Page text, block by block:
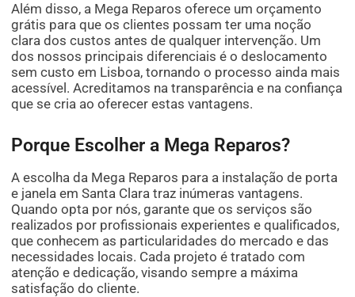
Além disso, a Mega Reparos oferece um orçamento
grátis para que os clientes possam ter uma noção
clara dos custos antes de qualquer intervenção. Um
dos nossos principais diferenciais é o deslocamento
sem custo em Lisboa, tornando o processo ainda mais
acessível. Acreditamos na transparência e na confiança
que se cria ao oferecer estas vantagens.
Porque Escolher a Mega Reparos?
A escolha da Mega Reparos para a instalação de porta
e janela em Santa Clara traz inúmeras vantagens.
Quando opta por nós, garante que os serviços são
realizados por profissionais experientes e qualificados,
que conhecem as particularidades do mercado e das
necessidades locais. Cada projeto é tratado com
atenção e dedicação, visando sempre a máxima
satisfação do cliente.